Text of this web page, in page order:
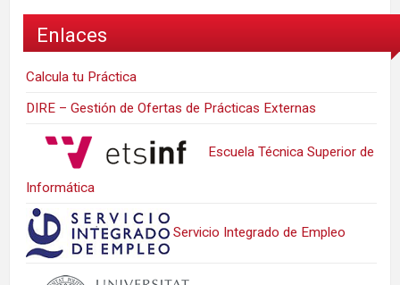
Enlaces
Calcula tu Práctica
DIRE – Gestión de Ofertas de Prácticas Externas
Escuela Técnica Superior de
Informática
Servicio Integrado de Empleo